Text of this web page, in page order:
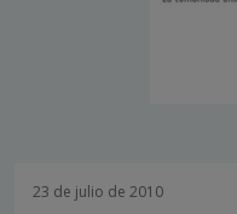
23 de julio de 2010